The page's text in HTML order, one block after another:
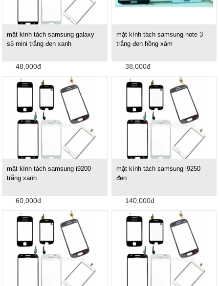
mặt kính tách samsung galaxy
s5 mini trắng đen xanh
48,000đ
mặt kính tách samsung note 3
trắng đen hồng xám
38,000đ
mặt kính tách samsung i9200
trắng xanh
60,000đ
mặt kính tách samsung i9250
đen
140,000đ